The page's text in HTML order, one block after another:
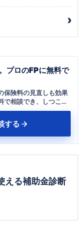
プロのFPに無料で
保険料の見直しも効果
で相談でき、しつこい
する
える補助金診断